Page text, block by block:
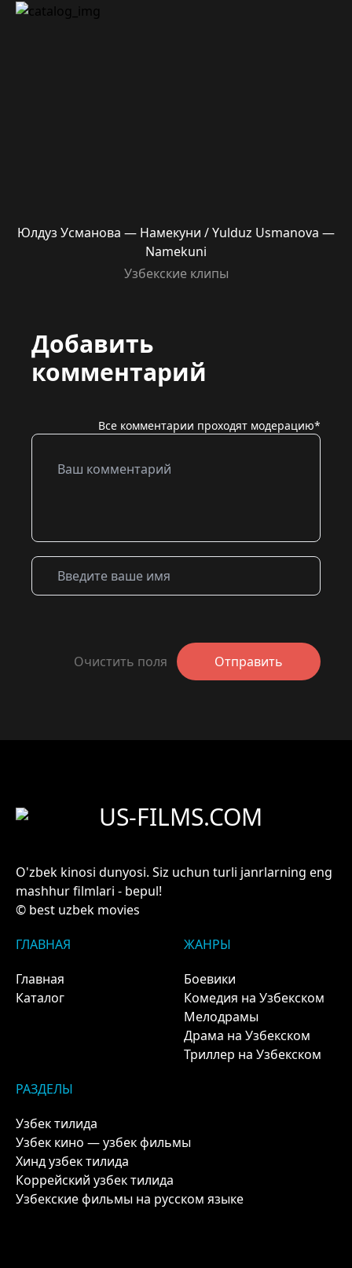
Юлдуз Усманова — Намекуни / Yulduz Usmanova —
Namekuni
Узбекские клипы
Добавить
комментарий
Все комментарии проходят модерацию*
Очистить поля Отправить
US-FILMS.COM
O'zbek kinosi dunyosi. Siz uchun turli janrlarning eng
mashhur filmlari - bepul!
© best uzbek movies
ГЛАВНАЯ
Главная
Каталог
ЖАНРЫ
Боевики
Комедия на Узбекском
Мелодрамы
Драма на Узбекском
Триллер на Узбекском
РАЗДЕЛЫ
Узбек тилида
Узбек кино — узбек фильмы
Хинд узбек тилида
Коррейский узбек тилида
Узбекские фильмы на русском языке